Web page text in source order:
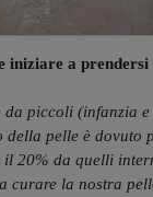
iniziare a
piccoli (infanzia e
della pelle è dovuto
il 20% da quelli
curare la nostra